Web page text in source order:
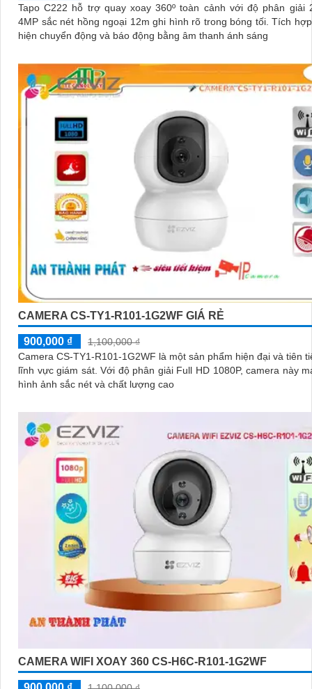
Tapo C222 hỗ trợ quay xoay 360º toàn cảnh với độ phân giải
4MP sắc nét hồng ngoại 12m ghi hình rõ trong bóng tối. Tích hợp AI phát
hiện chuyển động và báo động bằng âm thanh ánh sáng
CAMERA CS-TY1-R101-1G2WF GIÁ RẺ
900,000 ₫
1,100,000 ₫
Camera CS-TY1-R101-1G2WF là một sản phẩm hiện đại và tiên
lĩnh vực giám sát. Với độ phân giải Full HD 1080P, camera này mang đến
hình ảnh sắc nét và chất lượng cao
CAMERA WIFI XOAY 360 CS-H6C-R101-1G2WF